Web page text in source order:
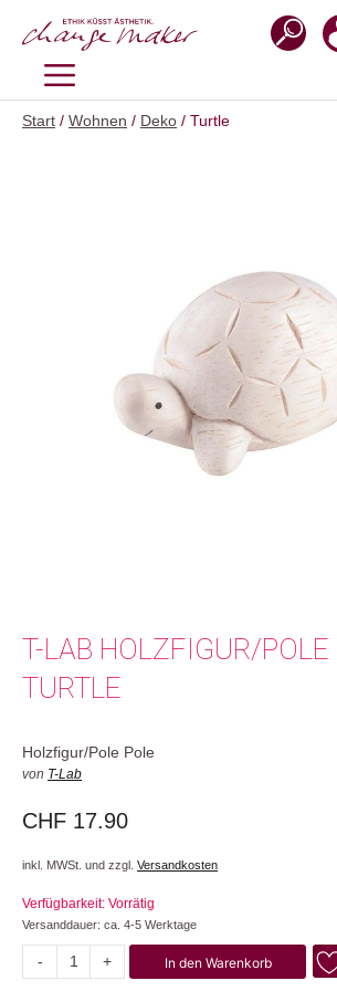
Inhalt
MENÜ
Start / Wohnen / Deko / Turtle
T-LAB HOLZFIGUR/POLE
TURTLE
Holzfigur/Pole Pole
von T-Lab
CHF 17.90
inkl. MWSt. und zzgl. Versandkosten
Verfügbarkeit: Vorrätig
Versanddauer: ca. 4-5 Werktage
- + In den Warenkorb